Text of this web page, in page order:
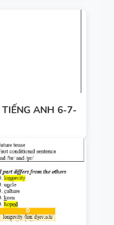
ANH 6-7-